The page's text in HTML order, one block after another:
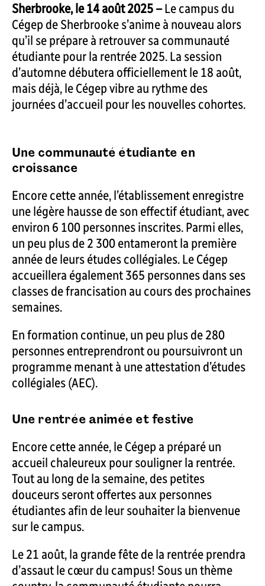
Sherbrooke, le 14 août 2025 –Le campus du
Cégep de Sherbrooke s’anime à nouveau alors
qu’il se prépare à retrouver sa communauté
étudiante pour la rentrée 2025. La session
d’automne débutera officiellement le 18 août,
mais déjà, le Cégep vibre au rythme des
journées d’accueil pour les nouvelles cohortes.
Une communauté étudiante en
croissance
Encore cette année, l’établissement enregistre
une légère hausse de son effectif étudiant, avec
environ 6 100 personnes inscrites. Parmi elles,
un peu plus de 2 300 entameront la première
année de leurs études collégiales. Le Cégep
accueillera également 365 personnes dans ses
classes de francisation au cours des prochaines
semaines.
En formation continue, un peu plus de 280
personnes entreprendront ou poursuivront un
programme menant à une attestation d’études
collégiales (AEC).
Une rentrée animée et festive
Encore cette année, le Cégep a préparé un
accueil chaleureux pour souligner la rentrée.
Tout au long de la semaine, des petites
douceurs seront offertes aux personnes
étudiantes afin de leur souhaiter la bienvenue
sur le campus.
Le 21 août, la grande fête de la rentrée prendra
d’assaut le cœur du campus! Sous un thème